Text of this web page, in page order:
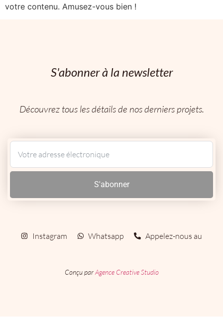
votre contenu. Amusez-vous bien !
S'abonner à la newsletter
Découvrez tous les détails de nos derniers projets.
S'abonner
Instagram Whatsapp Appelez-nous au
Conçu parAgence Creative Studio